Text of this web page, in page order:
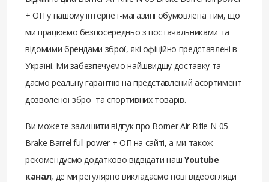
+ ОП у нашому інтернет-магазині обумовлена ​​тим, що
ми працюємо безпосередньо з постачальниками та
відомими брендами зброї, які офіційно представлені в
Україні. Ми забезпечуємо найшвидшу доставку та
даємо реальну гарантію на представлений асортимент
дозволеної зброї та спортивних товарів.
Ви можете залишити відгук про Borner Air Rifle N-05
Brake Barrel full power + ОП на сайті, а ми також
рекомендуємо додатково відвідати нашYoutube
канал, де ми регулярно викладаємо нові відеоогляди